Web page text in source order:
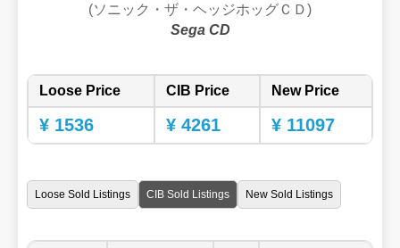
(ソニック・ザ・ヘッジホッグＣＤ)
Sega CD
Loose Price CIB Price New Price
¥ 1536 ¥ 4261 ¥ 11097
Loose Sold Listings CIB Sold Listings New Sold Listings